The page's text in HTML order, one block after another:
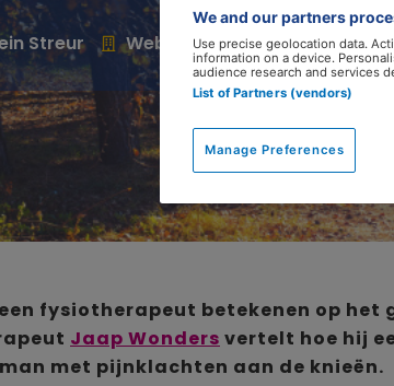
Streur Webredacteur 22 mei
fysiotherapeut betekenen op het
Jaap Wonders vertelt hoe hij
met pijnklachten aan de knieën.
We and our partners
Use precise geolocation data.
information on a device.
audience research and services
List of Partners (vendors)
Manage Preferences